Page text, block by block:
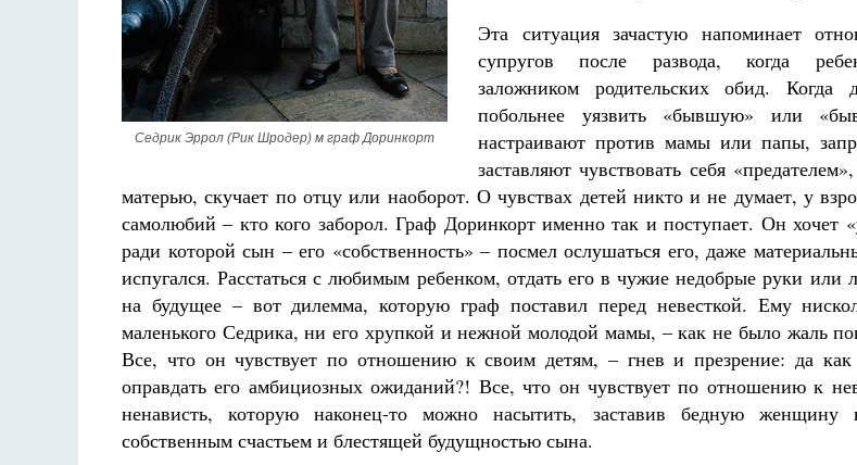
Седрик Эррол (Рик Шродер) м граф Доринкорт
Эта ситуация зачастую напоминает
супругов после развода, когда
заложником родительских обид. Когда
побольнее уязвить «бывшую» или
настраивают против мамы или папы,
заставляют чувствовать себя
матерью, скучает по отцу или наоборот. О чувствах детей никто и не думает, у
самолюбий – кто кого заборол. Граф Доринкорт именно так и поступает. Он хочет
ради которой сын – его «собственность» – посмел ослушаться его, даже
испугался. Расстаться с любимым ребенком, отдать его в чужие недобрые руки или
на будущее – вот дилемма, которую граф поставил перед невесткой. Ему
маленького Седрика, ни его хрупкой и нежной молодой мамы, – как не было жаль
Все, что он чувствует по отношению к своим детям, – гнев и презрение: да
оправдать его амбициозных ожиданий?! Все, что он чувствует по отношению к
ненависть, которую наконец-то можно насытить, заставив бедную женщину
собственным счастьем и блестящей будущностью сына.